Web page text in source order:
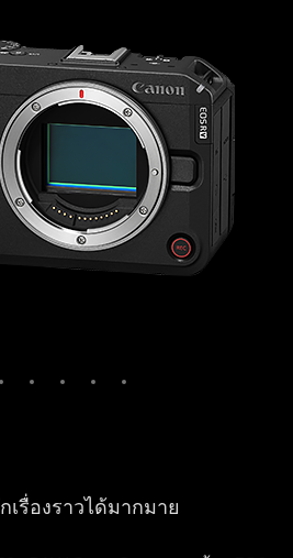
รื่องราวได้มากมาย